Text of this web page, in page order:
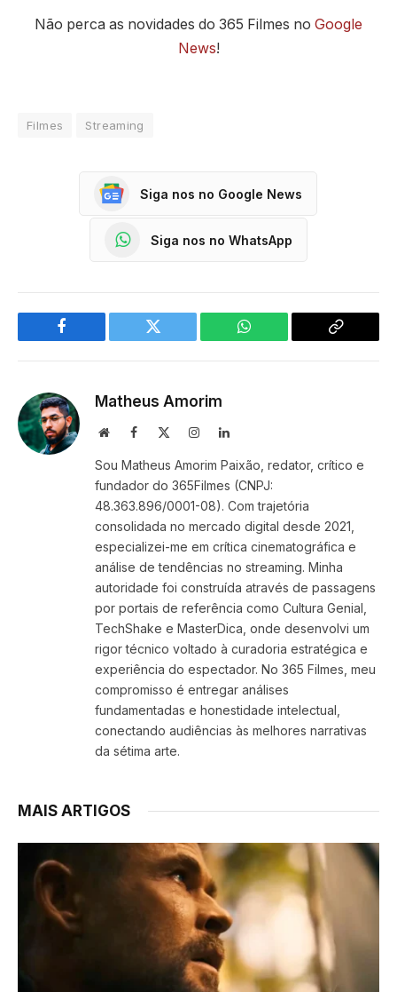
Não perca as novidades do 365 Filmes no Google
News!
Filmes Streaming
Siga nos no Google News
Siga nos no WhatsApp
Facebook Twitter WhatsApp
Copy
Matheus Amorim
WebsiteFacebook InstagramLinkedIn
Sou Matheus Amorim Paixão, redator, crítico e
fundador do 365Filmes (CNPJ:
48.363.896/0001-08). Com trajetória
consolidada no mercado digital desde 2021,
especializei-me em crítica cinematográfica e
análise de tendências no streaming. Minha
autoridade foi construída através de passagens
por portais de referência como Cultura Genial,
TechShake e MasterDica, onde desenvolvi um
rigor técnico voltado à curadoria estratégica e
experiência do espectador. No 365 Filmes, meu
compromisso é entregar análises
fundamentadas e honestidade intelectual,
conectando audiências às melhores narrativas
da sétima arte.
MAIS ARTIGOS